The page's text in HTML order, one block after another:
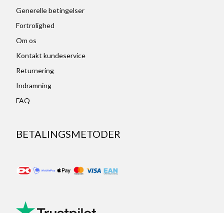
Generelle betingelser
Fortrolighed
Om os
Kontakt kundeservice
Returnering
Indramning
FAQ
BETALINGSMETODER